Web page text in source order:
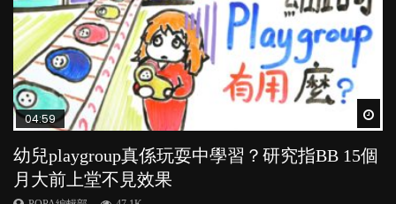
04:59
幼兒playgroup真係玩耍中學習？研究指BB 15個
月大前上堂不見效果
03:39
幼稚園遊戲課 如何刺激幼兒自發學習取代獎勵
與懲罰？
03:02
老公患產後憂鬱症對BB的影響
POPA編輯部 15.9K
04:06
全職好？在職好？｜全職媽媽與在職媽媽的壓
力與價值
04:18
凡事以BB為中心，就係好爸媽？｜別忽視父母
的身心虛耗